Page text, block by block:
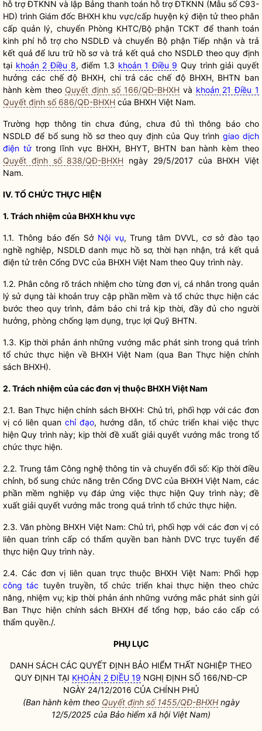
hỗ trợ ĐTKNN và lập Bảng thanh toán hỗ trợ ĐTKNN (Mẫu số C93-
HD) trình Giám đốc BHXH khu vực/cấp huyện ký điện tử theo phân
cấp quản lý, chuyển Phòng KHTC/Bộ phận TCKT để thanh toán
kinh phí hỗ trợ cho NSDLĐ và chuyển Bộ phận Tiếp nhận và trả
kết quả để lưu trữ hồ sơ và trả kết quả cho NSDLĐ theo quy định
tại khoản 2 Điều 8, điểm 1.3 khoản 1 Điều 9 Quy trình giải quyết
hưởng các chế độ BHXH, chi trả các chế độ BHXH, BHTN ban
hành kèm theo Quyết định số 166/QĐ-BHXHvà khoản 21 Điều 1
Quyết định số 686/QĐ-BHXH của BHXH Việt Nam.
Trường hợp thông tin chưa đúng, chưa đủ thì thông báo cho
NSDLĐ để bổ sung hồ sơ theo quy định của Quy trìnhgiao dịch
điện tửtrong lĩnh vực BHXH, BHYT, BHTN ban hành kèm theo
Quyết định số 838/QĐ-BHXH ngày 29/5/2017 của BHXH Việt
Nam.
IV. TỔ CHỨC THỰC HIỆN
1. Trách nhiệm của BHXH khu vực
1.1. Thông báo đến Sở Nội vụ, Trung tâm DVVL, cơ sở đào tạo
nghề nghiệp, NSDLĐ danh mục hồ sơ, thời hạn nhận, trả kết quả
điện tử trên Cổng DVC của BHXH Việt Nam theo Quy trình này.
1.2. Phân công rõ trách nhiệm cho từng đơn vị, cá nhân trong quản
lý sử dụng tài khoản truy cập phần mềm và tổ chức thực hiện các
bước theo quy trình, đảm bảo chi trả kịp thời, đầy đủ cho người
hưởng, phòng chống lạm dụng, trục lợi Quỹ BHTN.
1.3. Kịp thời phản ánh những vướng mắc phát sinh trong quá trình
tổ chức thực hiện về BHXH Việt Nam (qua Ban Thực hiện chính
sách BHXH).
2. Trách nhiệm của các đơn vị thuộc BHXH Việt Nam
2.1. Ban Thực hiện chính sách BHXH: Chủ trì, phối hợp với các đơn
vị có liên quan chỉ đạo, hướng dẫn, tổ chức triển khai việc thực
hiện Quy trình này; kịp thời đề xuất giải quyết vướng mắc trong tổ
chức thực hiện.
2.2. Trung tâm Công nghệ thông tin và chuyển đổi số: Kịp thời điều
chỉnh, bổ sung chức năng trên Cổng DVC của BHXH Việt Nam, các
phần mềm nghiệp vụ đáp ứng việc thực hiện Quy trình này; đề
xuất giải quyết vướng mắc trong quá trình tổ chức thực hiện.
2.3. Văn phòng BHXH Việt Nam: Chủ trì, phối hợp với các đơn vị có
liên quan trình cấp có thẩm quyền ban hành DVC trực tuyến để
thực hiện Quy trình này.
2.4. Các đơn vị liên quan trực thuộc BHXH Việt Nam: Phối hợp
công tác tuyên truyền, tổ chức triển khai thực hiện theo chức
năng, nhiệm vụ; kịp thời phản ánh những vướng mắc phát sinh gửi
Ban Thực hiện chính sách BHXH để tổng hợp, báo cáo cấp có
thẩm quyền./.
PHỤ LỤC
DANH SÁCH CÁC QUYẾT ĐỊNH BẢO HIỂM THẤT NGHIỆP THEO
QUY ĐỊNH TẠI KHOẢN 2 ĐIỀU 19 NGHỊ ĐỊNH SỐ 166/NĐ-CP
NGÀY 24/12/2016 CỦA CHÍNH PHỦ
(Ban hành kèm theo Quyết định số 1455/QĐ-BHXHngày
12/5/2025 của Bảo hiểm xã hội Việt Nam)